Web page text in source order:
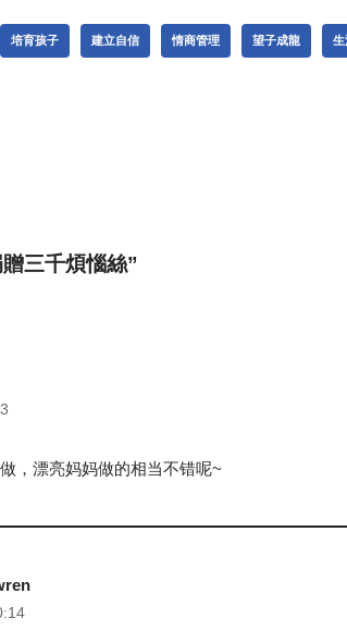
培育孩子 建立自信 情商管理 望子成龍 生
三千煩惱絲”
，漂亮妈妈做的相当不错呢~